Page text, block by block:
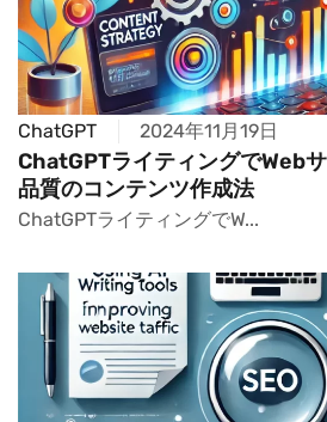
ChatGPT 2024年11月19日
ChatGPTライティングでWeb
品質のコンテンツ作成法
ChatGPTライティングでW...